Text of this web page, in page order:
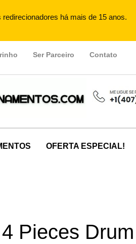
redirecionadores há mais de 15 anos.
Ser Parceiro Contato
OFERTA ESPECIAL!
4 Pieces